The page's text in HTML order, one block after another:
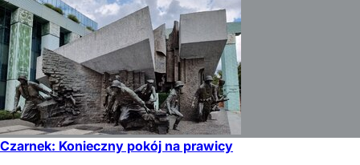
Czarnek: Konieczny pokój na prawicy